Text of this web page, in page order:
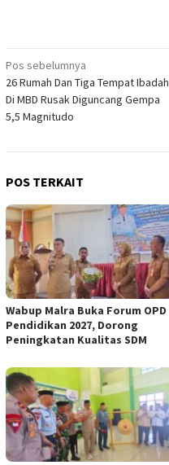
Navigasi
pos
Pos sebelumnya
26 Rumah Dan Tiga Tempat Ibadah
Di MBD Rusak Diguncang Gempa
5,5 Magnitudo
POS TERKAIT
Wabup Malra Buka Forum OPD
Pendidikan 2027, Dorong
Peningkatan Kualitas SDM